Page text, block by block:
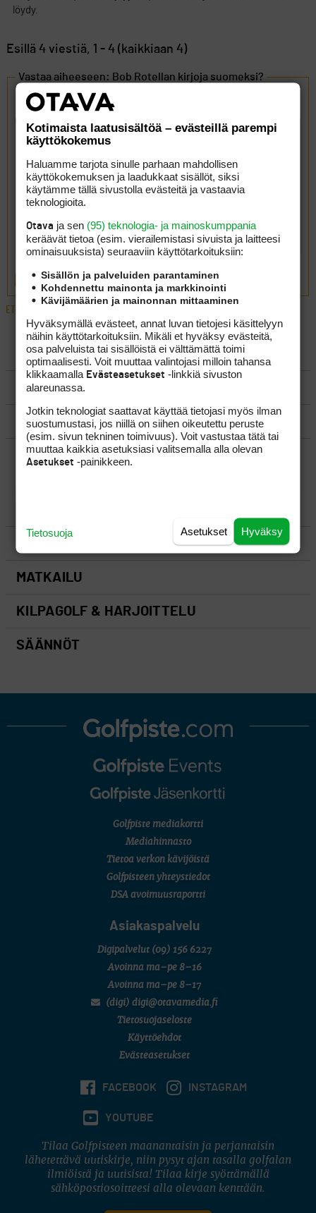
löydy.
Esillä 4 viestiä, 1 - 4 (kaikkiaan 4)
Vastaa aiheeseen: Bob Rotellan kirjoja suomeksi?
LÄHETÄ
ETUSIVU FOORUMIT YLEISTÄ
LUO AIHE
SÄÄNNÖT
OHJEET
UUSIMMAT VIESTIKETJUT
MATKAILU
KILPAGOLF & HARJOITTELU
SÄÄNNÖT
Golfpiste mediakortti
Mediahinnasto
Tietoa verkon kävijöistä
Golfpisteen yhteystiedot
DSA avoimuusraportti
Asiakaspalvelu
Digipalvelut (09) 156 6227
Avoinna ma–pe 8–16
Avoinna ma–pe 8–17
(digi) digi@otavamedia.fi
Tietosuojaseloste
Käyttöehdot
Evästeasetukset
FACEBOOK INSTAGRAM
YOUTUBE
Tilaa Golfpisteen maanantaisin ja perjantaisin
lähetettävä uutiskirje, niin pysyt ajan tasalla golfalan
ilmiöistä ja uutisista! Tilaa kirje syöttämällä
sähköpostiosoitteesi alla olevaan kenttään.
Kotimaista laatusisältöä – evästeillä parempi
käyttökokemus
Haluamme tarjota sinulle parhaan mahdollisen
käyttökokemuksen ja laadukkaat sisällöt, siksi
käytämme tällä sivustolla evästeitä ja vastaavia
teknologioita.
Otava ja sen (95) teknologia- ja mainoskumppania
keräävät tietoa (esim. vierailemis­tasi sivuista ja laitteesi
ominaisuuk­sista) seuraaviin käyttötarkoituksiin:
Sisällön ja palveluiden parantaminen
Kohdennettu mainonta ja markkinointi
Kävijämäärien ja mainonnan mittaaminen
Hyväksymällä evästeet, annat luvan tietojesi käsittelyyn
näihin käyttötarkoituksiin. Mikäli et hyväksy evästeitä,
osa palveluista tai sisällöistä ei välttämättä toimi
optimaalisesti. Voit muuttaa valintojasi milloin tahansa
klikkaamalla Evästeasetukset -linkkiä sivuston
alareunassa.
Jotkin teknologiat saattavat käyttää tietojasi myös ilman
suostumustasi, jos niillä on siihen oikeutettu peruste
(esim. sivun tekninen toimivuus). Voit vastustaa tätä tai
muuttaa kaikkia asetuksiasi valitsemalla alla olevan
Asetukset -painikkeen.
Hyväksy
Asetukset
Tietosuoja